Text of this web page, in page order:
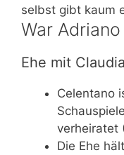
selbst gibt kaum
War
Ehe mit
Celentano
verheiratet
Die Ehe